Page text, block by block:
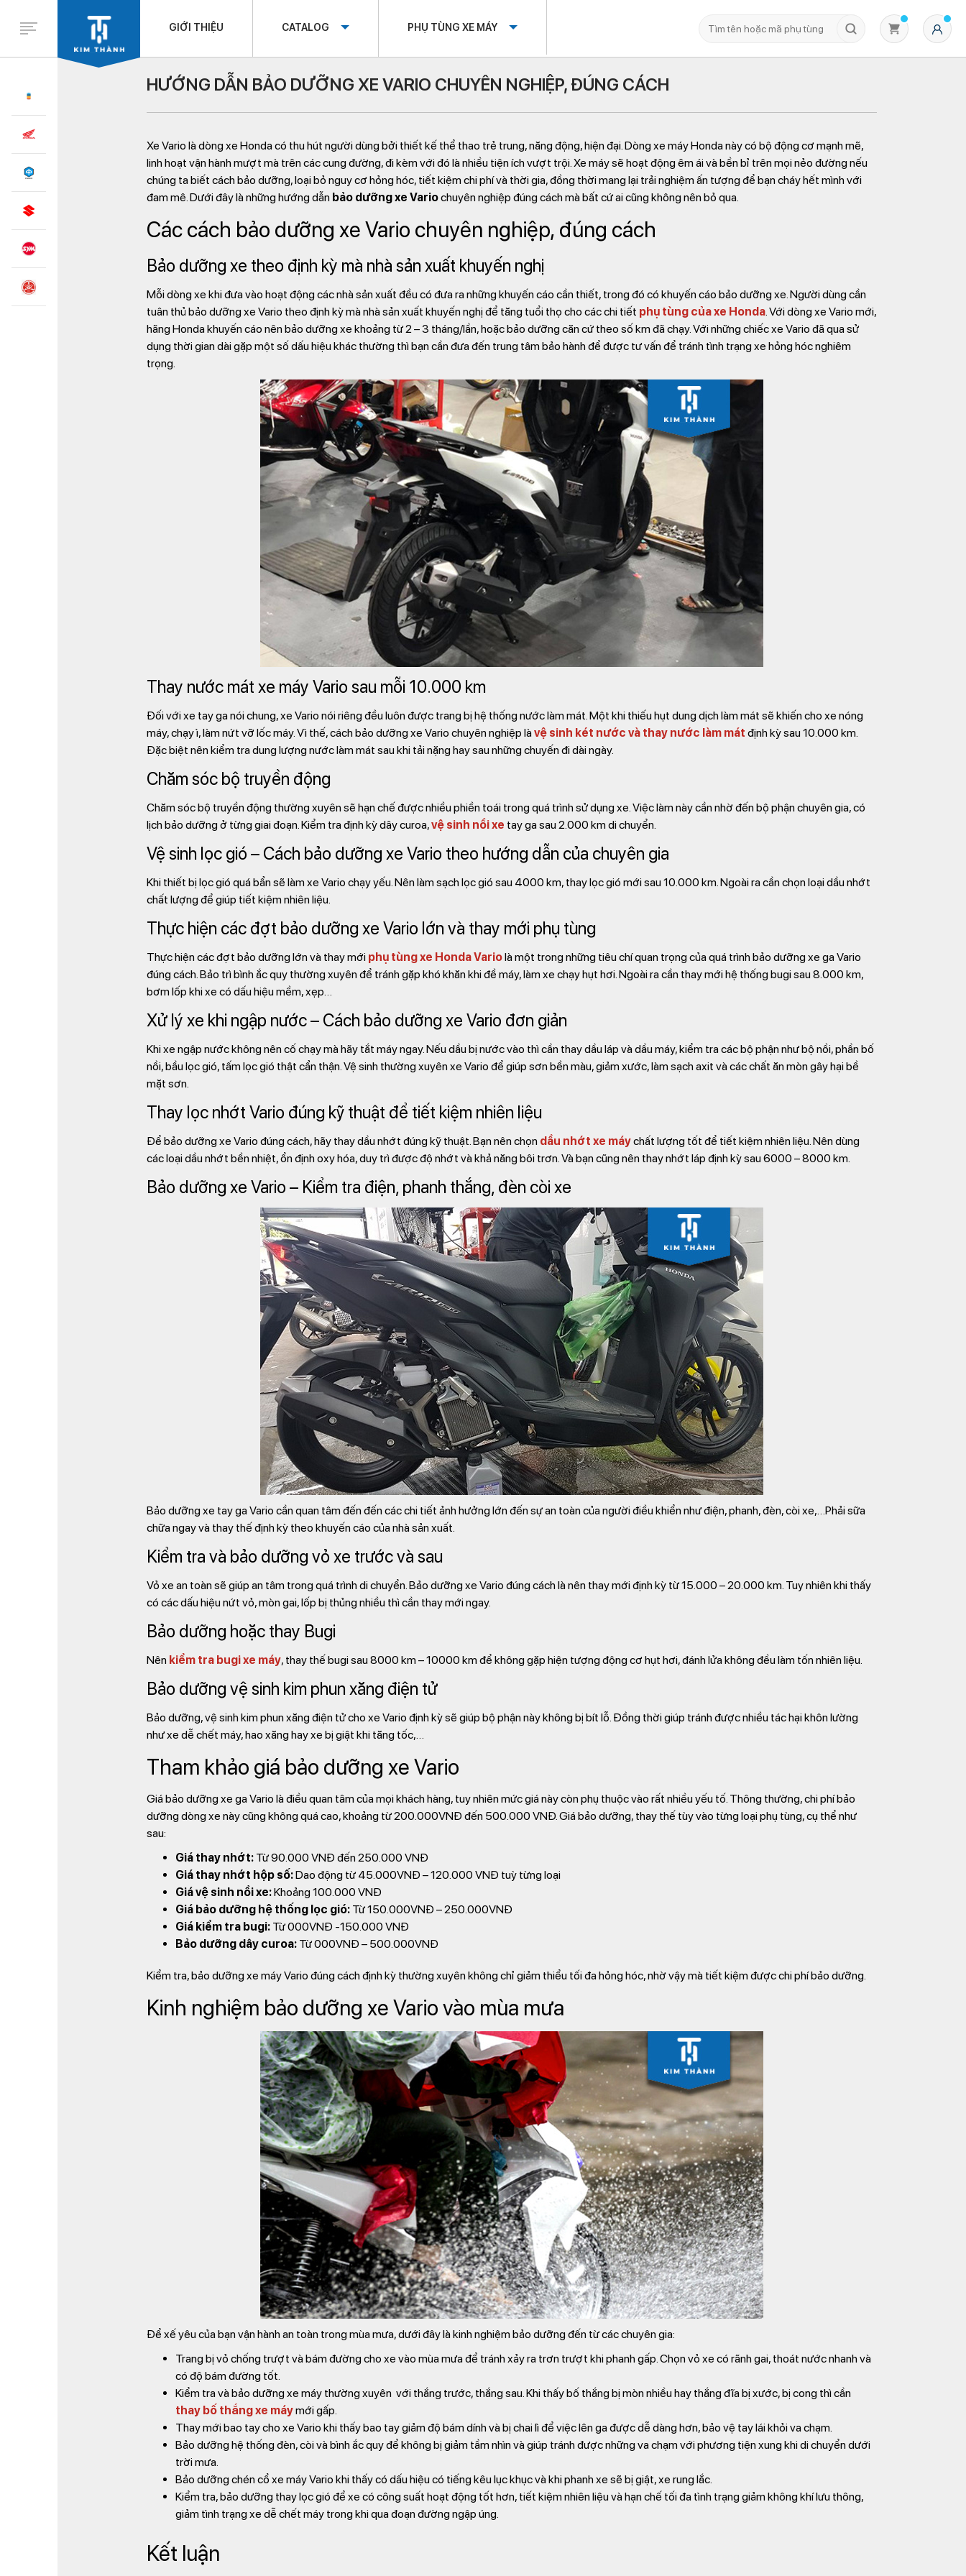
GIỚI THIỆU CATALOG PHỤ TÙNG XE MÁY
Không có sản phẩm nào trong giỏ hàng
HƯỚNG DẪN BẢO DƯỠNG XE VARIO CHUYÊN NGHIỆP, ĐÚNG CÁCH
Xe Vario là dòng xe Honda có thu hút người dùng bởi thiết kế thể thao trẻ trung, năng động, hiện đại. Dòng xe máy Honda này có bộ động cơ mạnh mẽ,
linh hoạt vận hành mượt mà trên các cung đường, đi kèm với đó là nhiều tiện ích vượt trội. Xe máy sẽ hoạt động êm ái và bền bỉ trên mọi nẻo đường nếu
chúng ta biết cách bảo dưỡng, loại bỏ nguy cơ hỏng hóc, tiết kiệm chi phí và thời gia, đồng thời mang lại trải nghiệm ấn tượng để bạn cháy hết mình với
đam mê. Dưới đây là những hướng dẫn bảo dưỡng xe Variochuyên nghiệp đúng cách mà bất cứ ai cũng không nên bỏ qua.
Các cách bảo dưỡng xe Vario chuyên nghiệp, đúng cách
Bảo dưỡng xe theo định kỳ mà nhà sản xuất khuyến nghị
Mỗi dòng xe khi đưa vào hoạt động các nhà sản xuất đều có đưa ra những khuyến cáo cần thiết, trong đó có khuyến cáo bảo dưỡng xe. Người dùng cần
tuân thủ bảo dưỡng xe Vario theo định kỳ mà nhà sản xuất khuyến nghị để tăng tuổi thọ cho các chi tiết phụ tùng của xe Honda. Với dòng xe Vario mới,
hãng Honda khuyến cáo nên bảo dưỡng xe khoảng từ 2 – 3 tháng/lần, hoặc bảo dưỡng căn cứ theo số km đã chạy. Với những chiếc xe Vario đã qua sử
dụng thời gian dài gặp một số dấu hiệu khác thường thì bạn cần đưa đến trung tâm bảo hành để được tư vấn để tránh tình trạng xe hỏng hóc nghiêm
trọng.
Thay nước mát xe máy Vario sau mỗi 10.000 km
Đối với xe tay ga nói chung, xe Vario nói riêng đều luôn được trang bị hệ thống nước làm mát. Một khi thiếu hụt dung dịch làm mát sẽ khiến cho xe nóng
máy, chạy ì, làm nứt vỡ lốc máy. Vì thế, cách bảo dưỡng xe Vario chuyên nghiệp là vệ sinh két nước và thay nước làm mát định kỳ sau 10.000 km.
Đặc biệt nên kiểm tra dung lượng nước làm mát sau khi tải nặng hay sau những chuyến đi dài ngày.
Chăm sóc bộ truyền động
Chăm sóc bộ truyền động thường xuyên sẽ hạn chế được nhiều phiền toái trong quá trình sử dụng xe. Việc làm này cần nhờ đến bộ phận chuyên gia, có
lịch bảo dưỡng ở từng giai đoạn. Kiểm tra định kỳ dây curoa,vệ sinh nồi xe tay ga sau 2.000 km di chuyển.
Vệ sinh lọc gió – Cách bảo dưỡng xe Vario theo hướng dẫn của chuyên gia
Khi thiết bị lọc gió quá bẩn sẽ làm xe Vario chạy yếu. Nên làm sạch lọc gió sau 4000 km, thay lọc gió mới sau 10.000 km. Ngoài ra cần chọn loại dầu nhớt
chất lượng để giúp tiết kiệm nhiên liệu.
Thực hiện các đợt bảo dưỡng xe Vario lớn và thay mới phụ tùng
Thực hiện các đợt bảo dưỡng lớn và thay mới phụ tùng xe Honda Variolà một trong những tiêu chí quan trọng của quá trình bảo dưỡng xe ga Vario
đúng cách. Bảo trì bình ắc quy thường xuyên để tránh gặp khó khăn khi đề máy, làm xe chạy hụt hơi. Ngoài ra cần thay mới hệ thống bugi sau 8.000 km,
bơm lốp khi xe có dấu hiệu mềm, xẹp…
Xử lý xe khi ngập nước – Cách bảo dưỡng xe Vario đơn giản
Khi xe ngập nước không nên cố chạy mà hãy tắt máy ngay. Nếu dầu bị nước vào thì cần thay dầu láp và dầu máy, kiểm tra các bộ phận như bộ nồi, phần bố
nồi, bầu lọc gió, tấm lọc gió thật cẩn thận. Vệ sinh thường xuyên xe Vario để giúp sơn bền màu, giảm xước, làm sạch axit và các chất ăn mòn gây hại bề
mặt sơn.
Thay lọc nhớt Vario đúng kỹ thuật để tiết kiệm nhiên liệu
Để bảo dưỡng xe Vario đúng cách, hãy thay dầu nhớt đúng kỹ thuật. Bạn nên chọn dầu nhớt xe máychất lượng tốt để tiết kiệm nhiên liệu. Nên dùng
các loại dầu nhớt bền nhiệt, ổn định oxy hóa, duy trì được độ nhớt và khả năng bôi trơn. Và bạn cũng nên thay nhớt láp định kỳ sau 6000 – 8000 km.
Bảo dưỡng xe Vario – Kiểm tra điện, phanh thắng, đèn còi xe
Bảo dưỡng xe tay ga Vario cần quan tâm đến đến các chi tiết ảnh hưởng lớn đến sự an toàn của người điều khiển như điện, phanh, đèn, còi xe,…Phải sữa
chữa ngay và thay thế định kỳ theo khuyến cáo của nhà sản xuất.
Kiểm tra và bảo dưỡng vỏ xe trước và sau
Vỏ xe an toàn sẽ giúp an tâm trong quá trình di chuyển. Bảo dưỡng xe Vario đúng cách là nên thay mới định kỳ từ 15.000 – 20.000 km. Tuy nhiên khi thấy
có các dấu hiệu nứt vỏ, mòn gai, lốp bị thủng nhiều thì cần thay mới ngay.
Bảo dưỡng hoặc thay Bugi
Nên kiểm tra bugi xe máy, thay thế bugi sau 8000 km – 10000 km để không gặp hiện tượng động cơ hụt hơi, đánh lửa không đều làm tốn nhiên liệu.
Bảo dưỡng vệ sinh kim phun xăng điện tử
Bảo dưỡng, vệ sinh kim phun xăng điện tử cho xe Vario định kỳ sẽ giúp bộ phận này không bị bít lỗ. Đồng thời giúp tránh được nhiều tác hại khôn lường
như xe dễ chết máy, hao xăng hay xe bị giật khi tăng tốc,…
Tham khảo giá bảo dưỡng xe Vario
Giá bảo dưỡng xe ga Vario là điều quan tâm của mọi khách hàng, tuy nhiên mức giá này còn phụ thuộc vào rất nhiều yếu tố. Thông thường, chi phí bảo
dưỡng dòng xe này cũng không quá cao, khoảng từ 200.000VNĐ đến 500.000 VNĐ. Giá bảo dưỡng, thay thế tùy vào từng loại phụ tùng, cụ thể như
sau:
Giá thay nhớt: Từ 90.000 VNĐ đến 250.000 VNĐ
Giá thay nhớt hộp số:Dao động từ 45.000VNĐ – 120.000 VNĐ tuỳ từng loại
Giá vệ sinh nồi xe:Khoảng 100.000 VNĐ
Giá bảo dưỡng hệ thống lọc gió: Từ 150.000VNĐ – 250.000VNĐ
Giá kiểm tra bugi: Từ 000VNĐ -150.000 VNĐ
Bảo dưỡng dây curoa: Từ 000VNĐ – 500.000VNĐ
Kiểm tra, bảo dưỡng xe máy Vario đúng cách định kỳ thường xuyên không chỉ giảm thiểu tối đa hỏng hóc, nhờ vậy mà tiết kiệm được chi phí bảo dưỡng.
Kinh nghiệm bảo dưỡng xe Vario vào mùa mưa
Để xế yêu của bạn vận hành an toàn trong mùa mưa, dưới đây là kinh nghiệm bảo dưỡng đến từ các chuyên gia:
Trang bị vỏ chống trượt và bám đường cho xe vào mùa mưa để tránh xảy ra trơn trượt khi phanh gấp. Chọn vỏ xe có rãnh gai, thoát nước nhanh và
có độ bám đường tốt.
Kiểm tra và bảo dưỡng xe máy thường xuyên với thắng trước, thắng sau. Khi thấy bố thắng bị mòn nhiều hay thắng đĩa bị xước, bị cong thì cần
thay bố thắng xe máymới gấp.
Thay mới bao tay cho xe Vario khi thấy bao tay giảm độ bám dính và bị chai lì để việc lên ga được dễ dàng hơn, bảo vệ tay lái khỏi va chạm.
Bảo dưỡng hệ thống đèn, còi và bình ắc quy để không bị giảm tầm nhìn và giúp tránh được những va chạm với phương tiện xung khi di chuyển dưới
trời mưa.
Bảo dưỡng chén cổ xe máy Vario khi thấy có dấu hiệu có tiếng kêu lục khục và khi phanh xe sẽ bị giật, xe rung lắc.
Kiểm tra, bảo dưỡng thay lọc gió để xe có công suất hoạt động tốt hơn, tiết kiệm nhiên liệu và hạn chế tối đa tình trạng giảm không khí lưu thông,
giảm tình trạng xe dễ chết máy trong khi qua đoạn đường ngập úng.
Kết luận